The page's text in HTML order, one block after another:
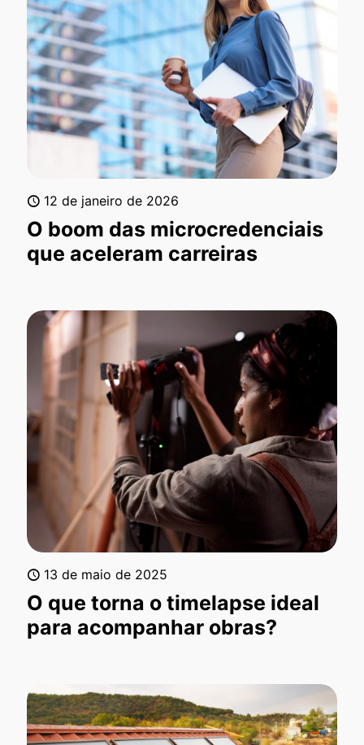
12 de janeiro de 2026
O boom das microcredenciais
que aceleram carreiras
13 de maio de 2025
O que torna o timelapse ideal
para acompanhar obras?